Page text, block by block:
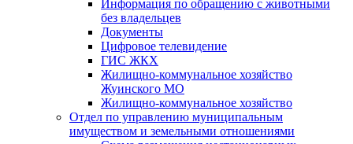
Информация по обращению с животными
без владельцев
Документы
Цифровое телевидение
ГИС ЖКХ
Жилищно-коммунальное хозяйство
Жуинского МО
Жилищно-коммунальное хозяйство
Отдел по управлению муниципальным
имуществом и земельными отношениями